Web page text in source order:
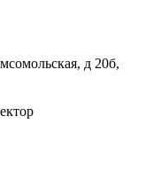
д 20б,